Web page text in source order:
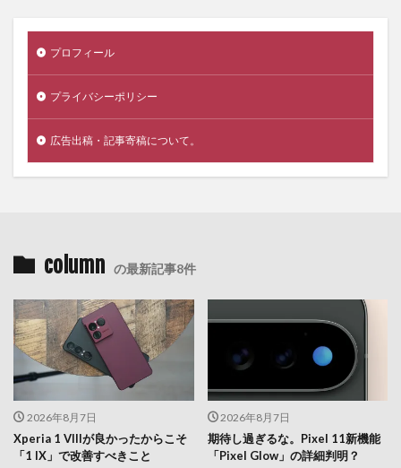
プロフィール
プライバシーポリシー
広告出稿・記事寄稿について。
column の最新記事8件
2026年8月7日
Xperia 1 VIIIが良かったからこそ
「1 IX」で改善すべきこと
2026年8月7日
期待し過ぎるな。Pixel 11新機能
「Pixel Glow」の詳細判明？